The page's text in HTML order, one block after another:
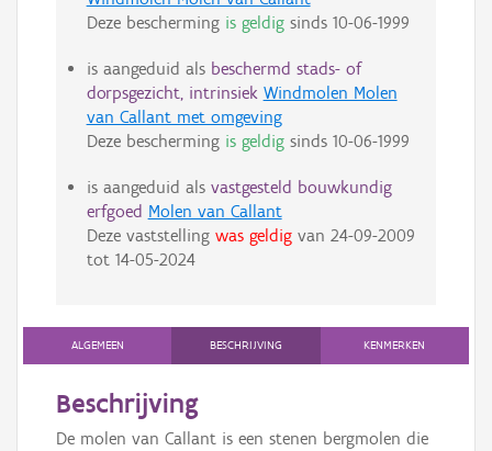
Deze bescherming is geldigsinds 10-06-1999
is aangeduid als beschermd stads- of
dorpsgezicht, intrinsiek Windmolen Molen
van Callant met omgeving
Deze bescherming is geldigsinds 10-06-1999
is aangeduid als vastgesteld bouwkundig
erfgoed Molen van Callant
Deze vaststelling was geldigvan 24-09-2009
tot 14-05-2024
ALGEMEEN BESCHRIJVING KENMERKEN
Beschrijving
De molen van Callant is een stenen bergmolen die